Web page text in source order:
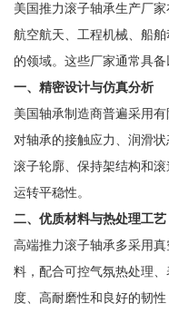
美国推力滚子轴承生产厂
航空航天、工程机械、船
的领域。这些厂家通常具备
一、精密设计与仿真分析
美国轴承制造商普遍采用
对轴承的接触应力、润滑
滚子轮廓、保持架结构和
运转平稳性。
二、优质材料与热处理工艺
高端推力滚子轴承多采用
料，配合可控气氛热处理
度、高耐磨性和良好的韧